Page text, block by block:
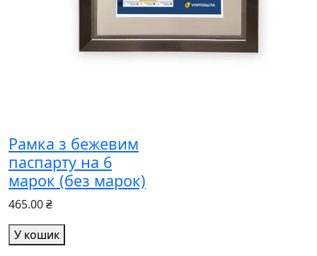
Рамка з бежевим
паспарту на 6
марок (без марок)
465.00 ₴
У кошик